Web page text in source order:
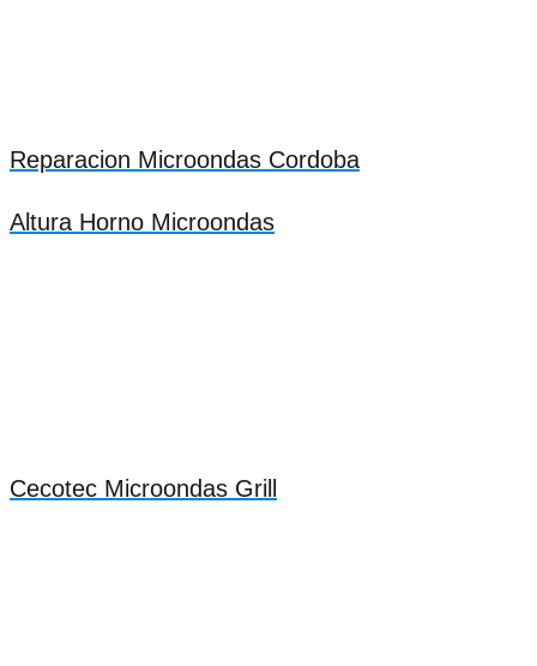
Reparacion Microondas Cordoba
Altura Horno Microondas
Cecotec Microondas Grill